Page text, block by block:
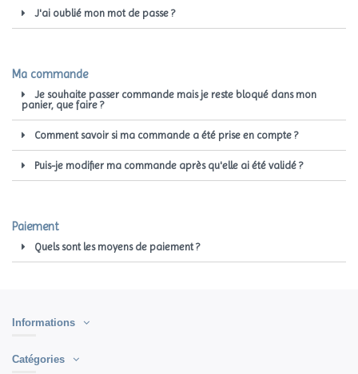
J'ai oublié mon mot de passe ?
Ma commande
Je souhaite passer commande mais je reste bloqué dans mon
panier, que faire ?
Comment savoir si ma commande a été prise en compte ?
Puis-je modifier ma commande après qu'elle ai été validé ?
Paiement
Quels sont les moyens de paiement ?
Informations
Catégories